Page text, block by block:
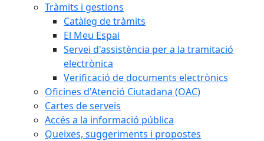
Tràmits i gestions
Catàleg de tràmits
El Meu Espai
Servei d'assistència per a la tramitació
electrònica
Verificació de documents electrònics
Oficines d'Atenció Ciutadana (OAC)
Cartes de serveis
Accés a la informació pública
Queixes, suggeriments i propostes